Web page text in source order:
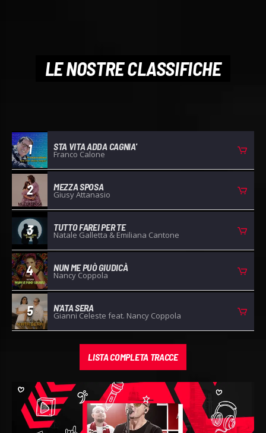
LE NOSTRE CLASSIFICHE
1 STA VITA ADDA CAGNIA'
Franco Calone
2 MEZZA SPOSA
Giusy Attanasio
3 TUTTO FAREI PER TE
Natale Galletta & Emiliana Cantone
4 NUN ME PUÒ GIUDICÀ
Nancy Coppola
5 N'ATA SERA
Gianni Celeste feat. Nancy Coppola
LISTA COMPLETA TRACCE